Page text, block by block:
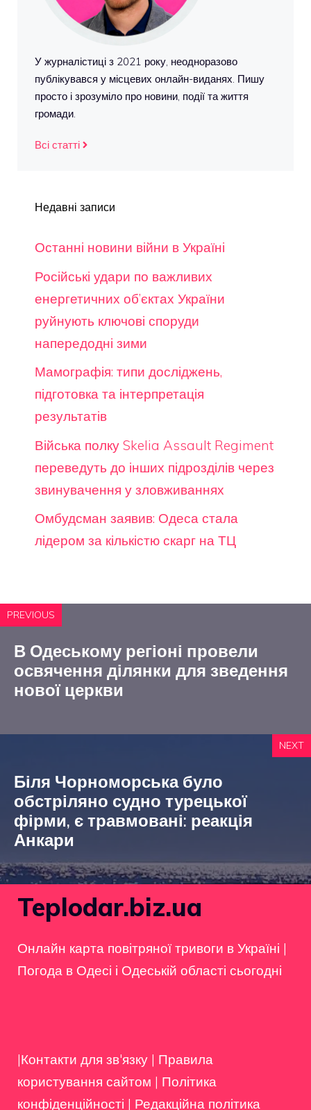
У журналістиці з 2021 року, неодноразово
публікувався у місцевих онлайн-виданях. Пишу
просто і зрозуміло про новини, події та життя
громади.
Всі статті
Недавні записи
Останні новини війни в Україні
Російські удари по важливих
енергетичних об’єктах України
руйнують ключові споруди
напередодні зими
Мамографія: типи досліджень,
підготовка та інтерпретація
результатів
Війська полку Skelia Assault Regiment
переведуть до інших підрозділів через
звинувачення у зловживаннях
Омбудсман заявив: Одеса стала
лідером за кількістю скарг на ТЦ
PREVIOUS
В Одеському регіоні провели
освячення ділянки для зведення
нової церкви
NEXT
Біля Чорноморська було
обстріляно судно турецької
фірми, є травмовані: реакція
Анкари
Teplodar.biz.ua
Онлайн карта повітряної тривоги в Україні |
Погода в Одесі і Одеській області сьогодні
|Контакти для зв'язку | Правила
користування сайтом | Політика
конфіденційності | Редакційна політика